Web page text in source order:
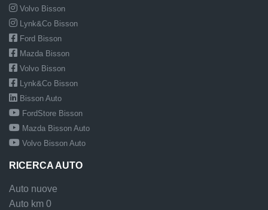
Volvo Bisson
Lynk&Co Bisson
Ford Bisson
Mazda Bisson
Volvo Bisson
Lynk&Co Bisson
Bisson Auto
FordStore Bisson
Mazda Bisson Auto
Volvo Bisson Auto
RICERCA AUTO
Auto nuove
Auto km 0